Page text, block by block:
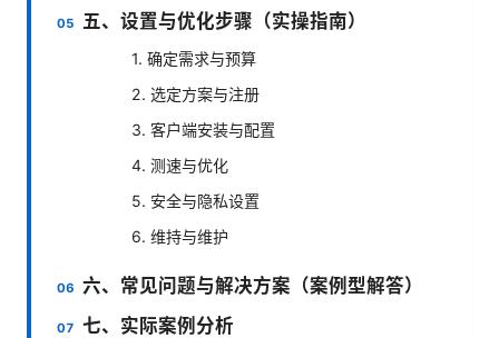
五、设置与优化步骤（实操指南）
1. 确定需求与预算
2. 选定方案与注册
3. 客户端安装与配置
4. 测速与优化
5. 安全与隐私设置
6. 维持与维护
六、常见问题与解决方案（案例型解答）
七、实际案例分析